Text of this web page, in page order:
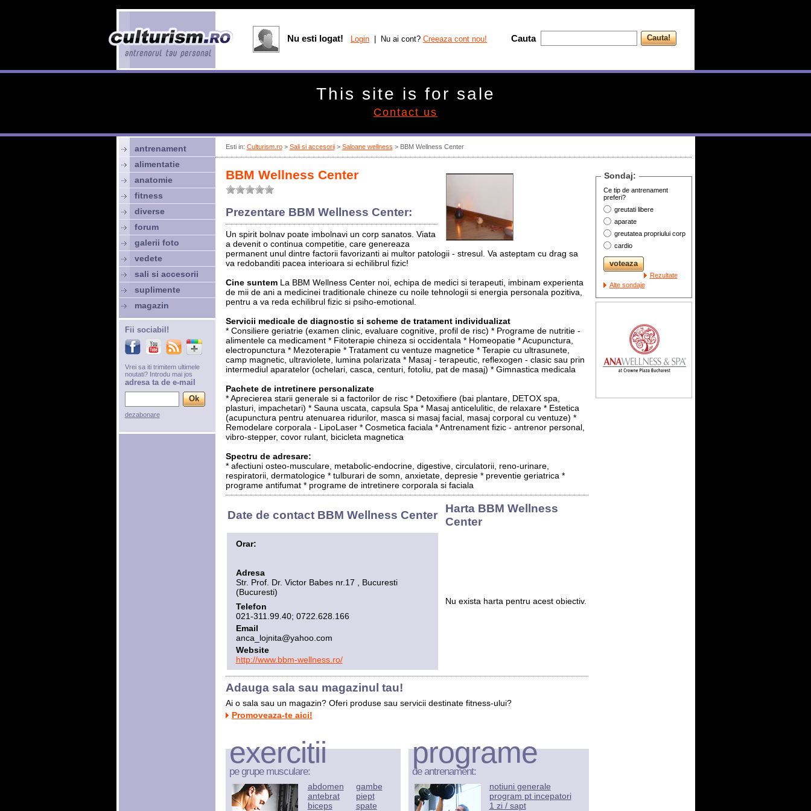
Esti in: Culturism.ro> Sali si accesorii> Saloane wellness > BBM Wellness Center
BBM Wellness Center
Prezentare BBM Wellness Center:
Un spirit bolnav poate imbolnavi un corp sanatos. Viata
a devenit o continua competitie, care genereaza
permanent unul dintre factorii favorizanti ai multor patologii - stresul. Va asteptam cu drag sa
va redobanditi pacea interioara si echilibrul fizic!
Cine suntemLa BBM Wellness Center noi, echipa de medici si terapeuti, imbinam experienta
de mii de ani a medicinei traditionale chineze cu noile tehnologii si energia personala pozitiva,
pentru a va reda echilibrul fizic si psiho-emotional.
Servicii medicale de diagnostic si scheme de tratament individualizat
* Consiliere geriatrie (examen clinic, evaluare cognitive, profil de risc) * Programe de nutritie -
alimentele ca medicament * Fitoterapie chineza si occidentala * Homeopatie * Acupunctura,
electropunctura * Mezoterapie * Tratament cu ventuze magnetice * Terapie cu ultrasunete,
camp magnetic, ultraviolete, lumina polarizata * Masaj - terapeutic, reflexogen - clasic sau prin
intermediul aparatelor (ochelari, casca, centuri, fotoliu, pat de masaj) * Gimnastica medicala
Pachete de intretinere personalizate
* Aprecierea starii generale si a factorilor de risc * Detoxifiere (bai plantare, DETOX spa,
plasturi, impachetari) * Sauna uscata, capsula Spa * Masaj anticelulitic, de relaxare * Estetica
(acupunctura pentru atenuarea ridurilor, masca si masaj facial, masaj corporal cu ventuze) *
Remodelare corporala - LipoLaser * Cosmetica faciala * Antrenament fizic - antrenor personal,
vibro-stepper, covor rulant, bicicleta magnetica
Spectru de adresare:
* afectiuni osteo-musculare, metabolic-endocrine, digestive, circulatorii, reno-urinare,
respiratorii, dermatologice * tulburari de somn, anxietate, depresie * preventie geriatrica *
programe antifumat * programe de intretinere corporala si faciala
Date de contact BBM Wellness Center
Harta BBM Wellness
Center
Orar:
Adresa
Str. Prof. Dr. Victor Babes nr.17 , Bucuresti
(Bucuresti)
Telefon
021-311.99.40; 0722.628.166
Email
anca_lojnita@yahoo.com
Website
http://www.bbm-wellness.ro/
Nu exista harta pentru acest obiectiv.
Adauga sala sau magazinul tau!
Ai o sala sau un magazin? Oferi produse sau servicii destinate fitness-ului?
Promoveaza-te aici!
Sondaj:
Ce tip de antrenament
preferi?
greutati libere
aparate
greutatea propriului corp
cardio
Rezultate
Alte sondaje
exercitii
pe grupe musculare:
abdomen
antebrat
biceps
gambe
piept
spate
programe
de antrenament:
notiuni generale
program pt incepatori
1 zi / sapt
antrenament
alimentatie
anatomie
fitness
diverse
forum
galerii foto
vedete
sali si accesorii
suplimente
magazin
Fii sociabil!
Vrei sa iti trimitem ultimele
noutati? Introdu mai jos
adresa ta de e-mail
dezabonare
Nu esti logat! Login | Nu ai cont? Creeaza cont nou! Cauta
This site is for sale
Contact us